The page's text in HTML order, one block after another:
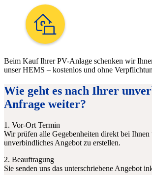
Beim Kauf Ihrer PV-Anlage schenken wir
unser HEMS – kostenlos und ohne
Wie geht es nach Ihrer
Anfrage weiter?
1. Vor-Ort Termin
Wir prüfen alle Gegebenheiten direkt bei
unverbindliches Angebot zu erstellen.
2. Beauftragung
Sie senden uns das unterschriebene Angebot